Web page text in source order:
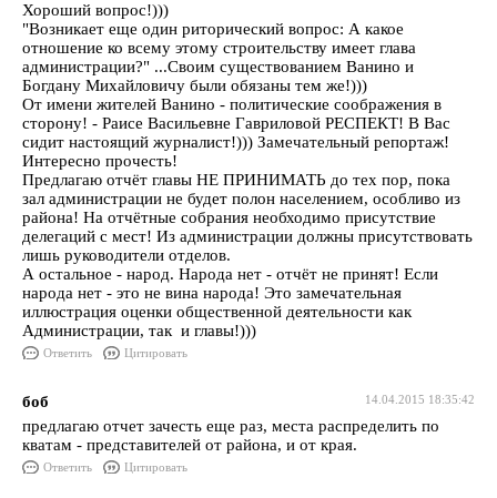
Хороший вопрос!)))
"Возникает еще один риторический вопрос: А какое
отношение ко всему этому строительству имеет глава
администрации?" ...Своим существованием Ванино и
Богдану Михайловичу были обязаны тем же!)))
От имени жителей Ванино - политические соображения в
сторону! - Раисе Васильевне Гавриловой РЕСПЕКТ! В Вас
сидит настоящий журналист!))) Замечательный репортаж!
Интересно прочесть!
Предлагаю отчёт главы НЕ ПРИНИМАТЬ до тех пор, пока
зал администрации не будет полон населением, особливо из
района! На отчётные собрания необходимо присутствие
делегаций с мест! Из администрации должны присутствовать
лишь руководители отделов.
А остальное - народ. Народа нет - отчёт не принят! Если
народа нет - это не вина народа! Это замечательная
иллюстрация оценки общественной деятельности как
Администрации, так и главы!)))
Ответить Цитировать
14.04.2015 18:35:42
боб
предлагаю отчет зачесть еще раз, места распределить по
кватам - представителей от района, и от края.
Ответить Цитировать